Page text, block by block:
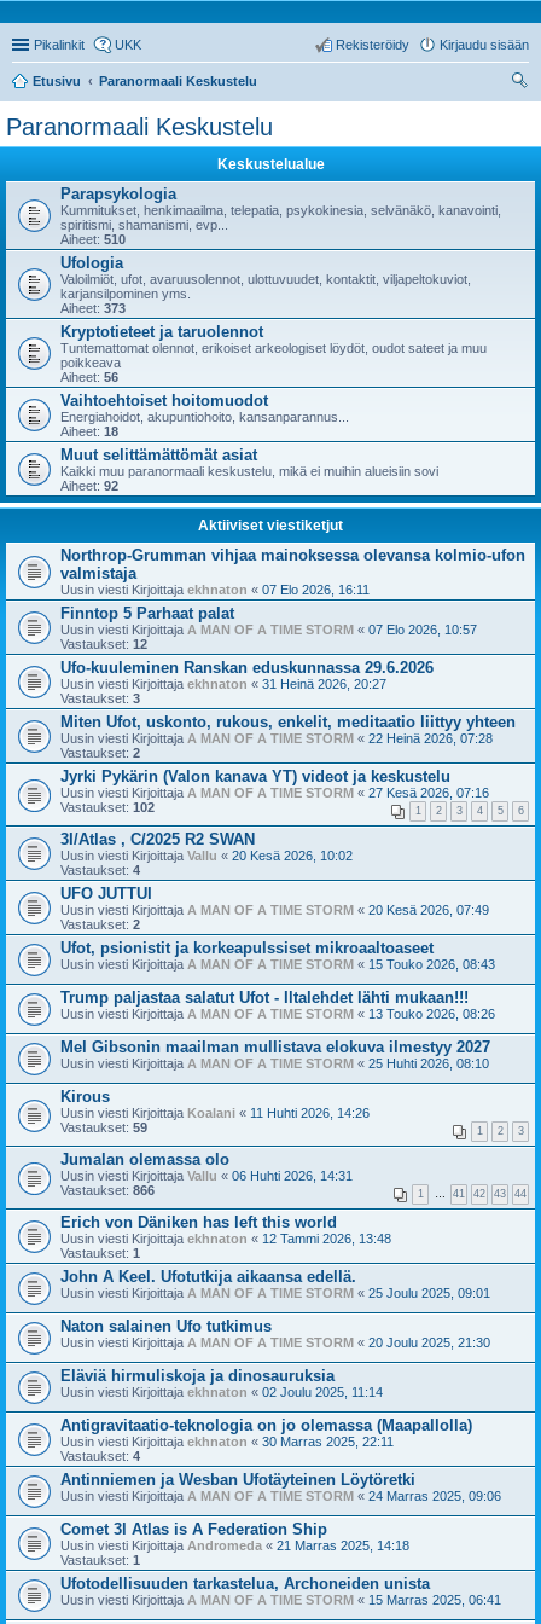
Pikalinkit UKK Kirjaudu sisään
Rekisteröidy
Etusivu
Paranormaali Keskustelu
Paranormaali Keskustelu
Keskustelualue
Parapsykologia
Kummitukset, henkimaailma, telepatia, psykokinesia, selvänäkö, kanavointi,
spiritismi, shamanismi, evp...
Aiheet: 510
Ufologia
Valoilmiöt, ufot, avaruusolennot, ulottuvuudet, kontaktit, viljapeltokuviot,
karjansilpominen yms.
Aiheet: 373
Kryptotieteet ja taruolennot
Tuntemattomat olennot, erikoiset arkeologiset löydöt, oudot sateet ja muu
poikkeava
Aiheet: 56
Vaihtoehtoiset hoitomuodot
Energiahoidot, akupuntiohoito, kansanparannus...
Aiheet: 18
Muut selittämättömät asiat
Kaikki muu paranormaali keskustelu, mikä ei muihin alueisiin sovi
Aiheet: 92
Aktiiviset viestiketjut
Northrop-Grumman vihjaa mainoksessa olevansa kolmio-ufon
valmistaja
Uusin viesti Kirjoittaja ekhnaton « 07 Elo 2026, 16:11
Finntop 5 Parhaat palat
Uusin viesti Kirjoittaja A MAN OF A TIME STORM « 07 Elo 2026, 10:57
Vastaukset: 12
Ufo-kuuleminen Ranskan eduskunnassa 29.6.2026
Uusin viesti Kirjoittaja ekhnaton « 31 Heinä 2026, 20:27
Vastaukset: 3
Miten Ufot, uskonto, rukous, enkelit, meditaatio liittyy yhteen
Uusin viesti Kirjoittaja A MAN OF A TIME STORM « 22 Heinä 2026, 07:28
Vastaukset: 2
Jyrki Pykärin (Valon kanava YT) videot ja keskustelu
Uusin viesti Kirjoittaja A MAN OF A TIME STORM « 27 Kesä 2026, 07:16
Vastaukset: 102 1 2 3 4 5 6
3I/Atlas , C/2025 R2 SWAN
Uusin viesti Kirjoittaja Vallu « 20 Kesä 2026, 10:02
Vastaukset: 4
UFO JUTTUI
Uusin viesti Kirjoittaja A MAN OF A TIME STORM « 20 Kesä 2026, 07:49
Vastaukset: 2
Ufot, psionistit ja korkeapulssiset mikroaaltoaseet
Uusin viesti Kirjoittaja A MAN OF A TIME STORM « 15 Touko 2026, 08:43
Trump paljastaa salatut Ufot - Iltalehdet lähti mukaan!!!
Uusin viesti Kirjoittaja A MAN OF A TIME STORM « 13 Touko 2026, 08:26
Mel Gibsonin maailman mullistava elokuva ilmestyy 2027
Uusin viesti Kirjoittaja A MAN OF A TIME STORM « 25 Huhti 2026, 08:10
Kirous
Uusin viesti Kirjoittaja Koalani « 11 Huhti 2026, 14:26
Vastaukset: 59 1 2 3
Jumalan olemassa olo
Uusin viesti Kirjoittaja Vallu « 06 Huhti 2026, 14:31
Vastaukset: 866 1 … 41 42 43 44
Erich von Däniken has left this world
Uusin viesti Kirjoittaja ekhnaton « 12 Tammi 2026, 13:48
Vastaukset: 1
John A Keel. Ufotutkija aikaansa edellä.
Uusin viesti Kirjoittaja A MAN OF A TIME STORM « 25 Joulu 2025, 09:01
Naton salainen Ufo tutkimus
Uusin viesti Kirjoittaja A MAN OF A TIME STORM « 20 Joulu 2025, 21:30
Eläviä hirmuliskoja ja dinosauruksia
Uusin viesti Kirjoittaja ekhnaton « 02 Joulu 2025, 11:14
Antigravitaatio-teknologia on jo olemassa (Maapallolla)
Uusin viesti Kirjoittaja ekhnaton « 30 Marras 2025, 22:11
Vastaukset: 4
Antinniemen ja Wesban Ufotäyteinen Löytöretki
Uusin viesti Kirjoittaja A MAN OF A TIME STORM « 24 Marras 2025, 09:06
Comet 3l Atlas is A Federation Ship
Uusin viesti Kirjoittaja Andromeda « 21 Marras 2025, 14:18
Vastaukset: 1
Ufotodellisuuden tarkastelua, Archoneiden unista
Uusin viesti Kirjoittaja A MAN OF A TIME STORM « 15 Marras 2025, 06:41